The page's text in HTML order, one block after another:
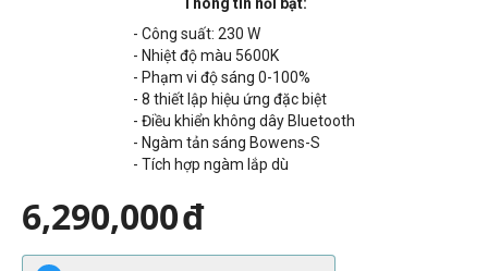
- Công suất: 230 W
- Nhiệt độ màu 5600K
- Phạm vi độ sáng 0-100%
- 8 thiết lập hiệu ứng đặc biệt
- Điều khiển không dây Bluetooth
- Ngàm tản sáng Bowens-S
- Tích hợp ngàm lắp dù
6,290,000đ